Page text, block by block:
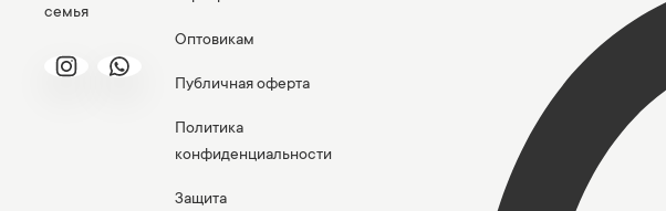
семья
Оптовикам
Публичная оферта
Политика
конфиденциальности
Защита